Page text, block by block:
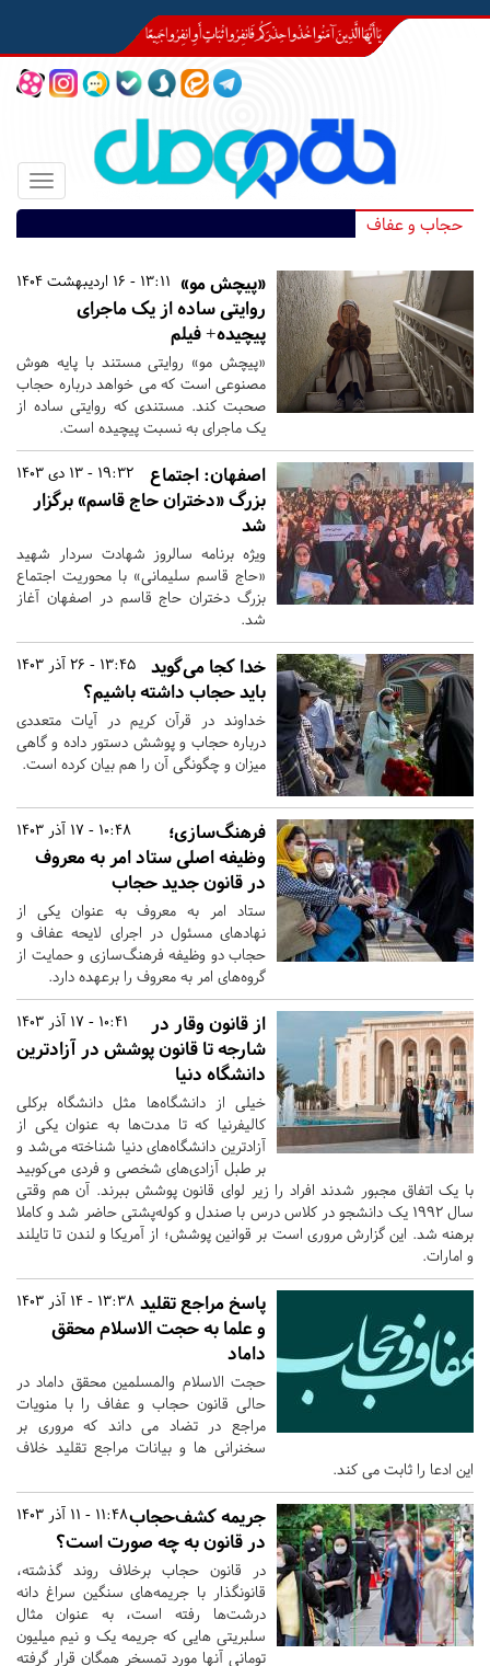
Toggle
حجاب و عفاف
13:11 - 16 اردیبهشت 1404 «پیچش مو»
روایتی ساده از یک ماجرای
پیچیده+ فیلم
«پیچش مو» روایتی مستند با پایه هوش
مصنوعی است که می خواهد درباره حجاب
صحبت کند. مستندی که روایتی ساده از
یک ماجرای به نسبت پیچیده است.
19:32 - 13 دی 1403 اصفهان: اجتماع
بزرگ «دختران حاج قاسم» برگزار
شد
ویژه برنامه سالروز شهادت سردار شهید
«حاج قاسم سلیمانی» با محوریت اجتماع
بزرگ دختران حاج قاسم در اصفهان آغاز
شد.
13:45 - 26 آذر 1403
خدا کجا می‌گوید
باید حجاب داشته باشیم؟
خداوند در قرآن کریم در آیات متعددی
درباره حجاب و پوشش دستور داده و گاهی
میزان و چگونگی آن را هم بیان کرده است.
10:48 - 17 آذر 1403
فرهنگ‌سازی؛
وظیفه اصلی ستاد امر به معروف
در قانون جدید حجاب
ستاد امر به معروف به عنوان یکی از
نهاد‌های مسئول در اجرای لایحه عفاف و
حجاب دو وظیفه فرهنگ‌سازی و حمایت از
گروه‌های امر به معروف را برعهده دارد.
10:41 - 17 آذر 1403
از قانون وقار در
شارجه تا قانون پوشش در آزادترین
دانشگاه دنیا
خیلی از دانشگاه‌ها مثل دانشگاه برکلی
کالیفرنیا که تا مدت‌ها به عنوان یکی از
آزادترین دانشگاه‌های دنیا شناخته می‌شد و
بر طبل آزادی‌های شخصی و فردی می‌کوبید
با یک اتفاق مجبور شدند افراد را زیر لوای قانون پوشش ببرند. آن هم وقتی
سال ۱۹۹۲ یک دانشجو در کلاس درس با صندل و کوله‌پشتی حاضر شد و کاملا
برهنه شد. این گزارش مروری است بر قوانین پوشش؛ از آمریکا و لندن تا تایلند
و امارات.
13:38 - 14 آذر 1403 پاسخ مراجع تقلید
و علما به حجت الاسلام محقق
داماد
حجت الاسلام والمسلمین محقق داماد در
حالی قانون حجاب و عفاف را با منویات
مراجع در تضاد می داند که مروری بر
سخنرانی ها و بیانات مراجع تقلید خلاف
این ادعا را ثابت می کند.
11:48 - 11 آذر 1403جریمه کشف‌حجاب
در قانون به چه صورت است؟
در قانون حجاب برخلاف روند گذشته،
قانونگذار با جریمه‌های سنگین سراغ دانه
درشت‌ها رفته است، به عنوان مثال
سلبریتی هایی که جریمه یک و نیم میلیون
تومانی آنها مورد تمسخر همگان قرار گرفته